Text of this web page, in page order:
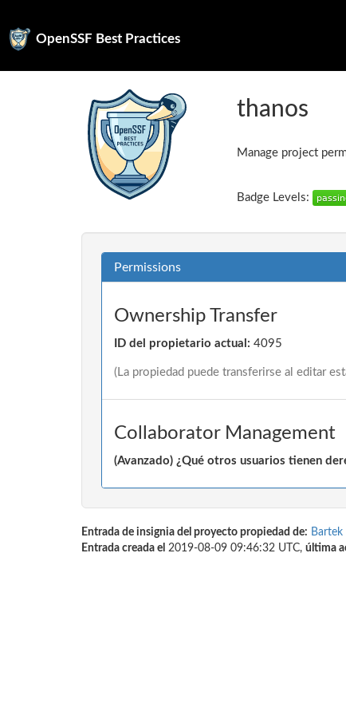
OpenSSF Best Practices
thanos
Manage project
Badge Levels:
Permissions
Ownership Transfer
ID del propietario actual: 4095
(La propiedad puede transferirse al editar
Collaborator Management
(Avanzado) ¿Qué otros usuarios tienen
Entrada de insignia del proyecto propiedad de: Bartek
Entrada creada el 2019-08-09 09:46:32 UTC, última